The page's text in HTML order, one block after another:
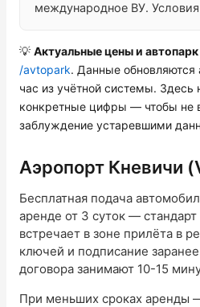
международное ВУ.
💡 Актуальные цены и автопарк
/avtopark. Данные
час из учётной системы. Здесь
конкретные цифры — чтобы не
заблуждение устаревшими
Аэропорт Кневичи
Бесплатная подача
аренде от 3 суток —
встречает в зоне прилёта в
ключей и подписание
договора занимают 10-15
При меньших сроках аренды